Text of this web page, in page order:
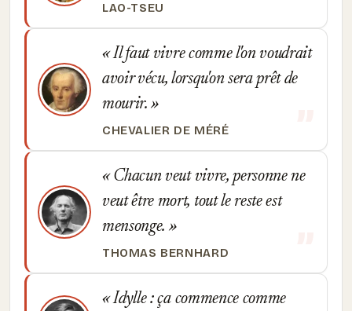
LAO-TSEU
Il faut vivre comme l'on voudrait
avoir vécu, lorsqu'on sera prêt de
mourir.
CHEVALIER DE MÉRÉ
Chacun veut vivre, personne ne
veut être mort, tout le reste est
mensonge.
THOMAS BERNHARD
Idylle : ça commence comme